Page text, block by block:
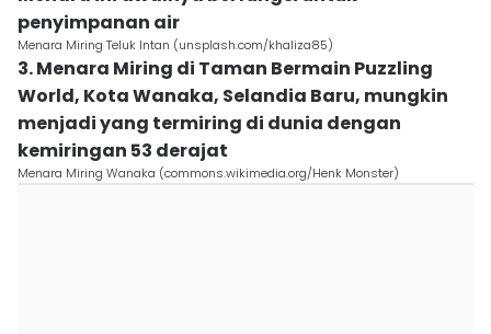
penyimpanan air
Menara Miring Teluk Intan (unsplash.com/khaliza85)
3. Menara Miring di Taman Bermain Puzzling
World, Kota Wanaka, Selandia Baru, mungkin
menjadi yang termiring di dunia dengan
kemiringan 53 derajat
Menara Miring Wanaka (commons.wikimedia.org/Henk Monster)